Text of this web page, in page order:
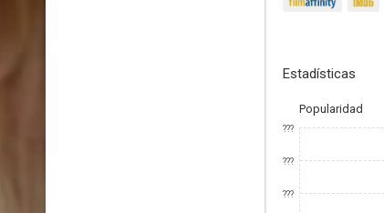
Estadísticas
Popularidad
???
???
???